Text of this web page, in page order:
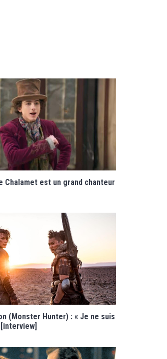
Chalamet est un grand chanteur
(Monster Hunter) : « Je ne suis